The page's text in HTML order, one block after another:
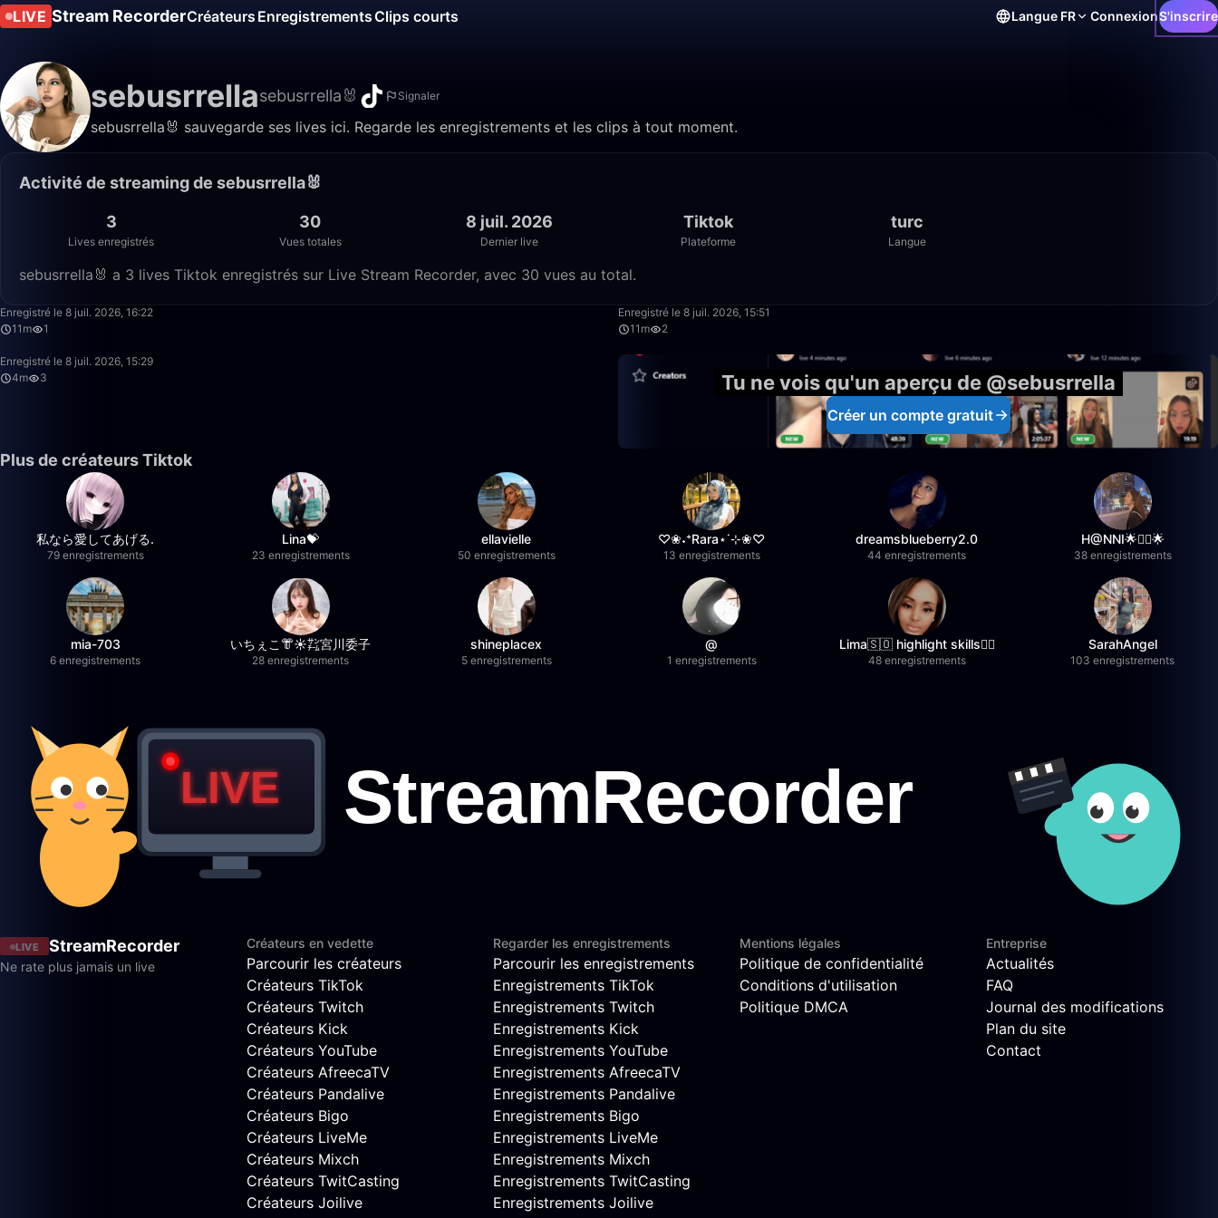
LIVE Stream RecorderCréateurs EnregistrementsClips courts Langue FR ConnexionS'inscrire
sebusrrellasebusrrella🐰 Signaler
sebusrrella🐰 sauvegarde ses lives ici. Regarde les enregistrements et les clips à tout moment.
Activité de streaming de sebusrrella🐰
3
Lives enregistrés
30
Vues totales
8 juil. 2026
Dernier live
Tiktok
Plateforme
turc
Langue
sebusrrella🐰 a 3 lives Tiktok enregistrés sur Live Stream Recorder, avec 30 vues au total.
Enregistré le 8 juil. 2026, 16:22
11m
1
Enregistré le 8 juil. 2026, 15:51
11m
2
Enregistré le 8 juil. 2026, 15:29
4m
3 Tu ne vois qu'un aperçu de @sebusrrella
Créer un compte gratuit
Plus de créateurs Tiktok
私なら愛してあげる.
79 enregistrements
Lina💝
23 enregistrements
ellavielle
50 enregistrements
♡❀˖⁺Rara⋆˙⊹❀♡
13 enregistrements
dreamsblueberry2.0
44 enregistrements
H@NNI🌟❤️‍🔥🌟
38 enregistrements
mia-703
6 enregistrements
いちぇこ👘☀️㌠宮川委子
28 enregistrements
shineplacex
5 enregistrements
@
1 enregistrements
Lima🇸🇴 highlight skills✌🏽
48 enregistrements
SarahAngel
103 enregistrements
LIVE StreamRecorder
Ne rate plus jamais un live
Créateurs en vedette
Parcourir les créateurs
Créateurs TikTok
Créateurs Twitch
Créateurs Kick
Créateurs YouTube
Créateurs AfreecaTV
Créateurs Pandalive
Créateurs Bigo
Créateurs LiveMe
Créateurs Mixch
Créateurs TwitCasting
Créateurs Joilive
Regarder les enregistrements
Parcourir les enregistrements
Enregistrements TikTok
Enregistrements Twitch
Enregistrements Kick
Enregistrements YouTube
Enregistrements AfreecaTV
Enregistrements Pandalive
Enregistrements Bigo
Enregistrements LiveMe
Enregistrements Mixch
Enregistrements TwitCasting
Enregistrements Joilive
Mentions légales
Politique de confidentialité
Conditions d'utilisation
Politique DMCA
Entreprise
Actualités
FAQ
Journal des modifications
Plan du site
Contact